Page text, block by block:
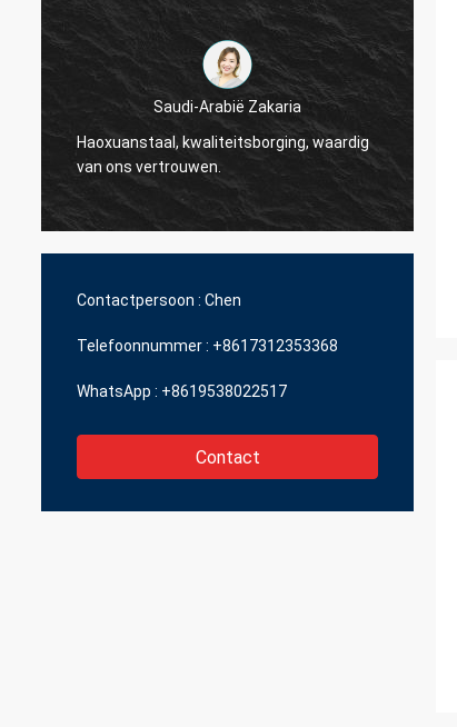
Saudi-Arabië Zakaria
Haoxuanstaal, kwaliteitsborging, waardig
van ons vertrouwen.
Contactpersoon : Chen
Telefoonnummer : +8617312353368
WhatsApp : +8619538022517
Contact